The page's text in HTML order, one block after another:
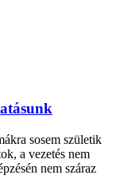
sosem születik
a vezetés nem
nem száraz